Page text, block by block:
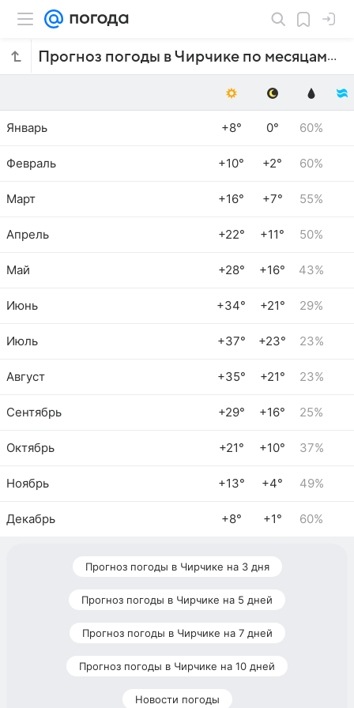
Прогноз погоды в Чирчике по месяцам
Январь +8° 0° 60%
Февраль +10° +2° 60%
Март +16° +7° 55%
Апрель +22° +11° 50%
Май +28° +16° 43%
Июнь +34° +21° 29%
Июль +37° +23° 23%
Август +35° +21° 23%
Сентябрь +29° +16° 25%
Октябрь +21° +10° 37%
Ноябрь +13° +4° 49%
Декабрь +8° +1° 60%
Прогноз погоды в Чирчике на 3 дня
Прогноз погоды в Чирчике на 5 дней
Прогноз погоды в Чирчике на 7 дней
Прогноз погоды в Чирчике на 10 дней
Новости погоды